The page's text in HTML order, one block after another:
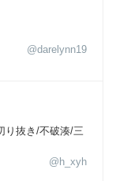
@darelynn19
り抜き/不破湊/三
@h_xyh